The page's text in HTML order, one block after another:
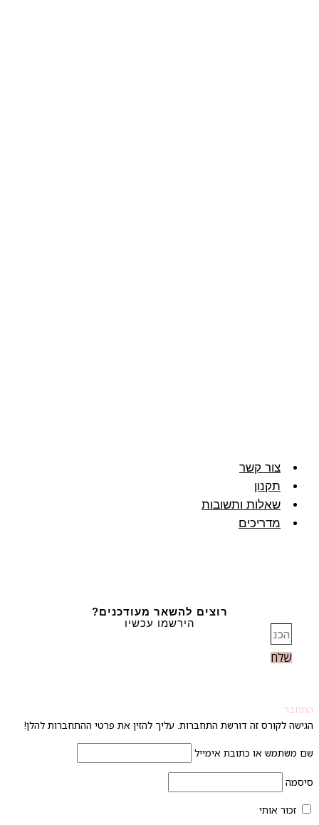
צור קשר
תקנון
שאלות ותשובות
מדריכים
רוצים להשאר מעודכנים?
הירשמו עכשיו
שלח
לקורס זה דורשת התחברות. עליך להזין את פרטי ההתחברות להלן!
משתמש או כתובת אימייל
זכור אותי